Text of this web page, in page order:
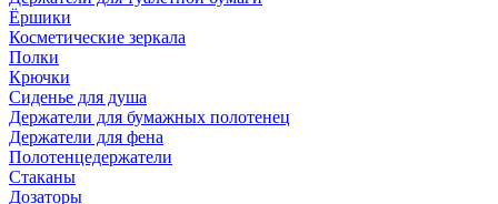
Ёршики
Косметические зеркала
Полки
Крючки
Сиденье для душа
Держатели для бумажных полотенец
Держатели для фена
Полотенцедержатели
Стаканы
Дозаторы